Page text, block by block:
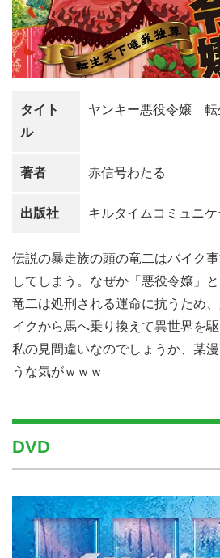
タイト
ル
ヤンキー悪役令嬢 転
著者 赤信号わたる
出版社 キルタイムコミュニ
伝説の暴走族の頭の竜二はバイク
してしまう。なぜか「悪役令嬢」と
竜二は処刑される運命に抗うため
イクから馬へ乗り換えて異世界を駆
私の見間違いなのでしょうか、某
うな気がｗｗｗ
DVD